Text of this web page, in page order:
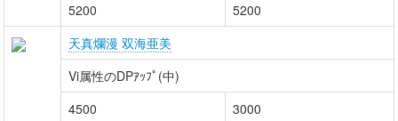
5200
5200
天真爛漫 双海亜美
Vi属性のDPｱｯﾌﾟ(中)
4500
3000